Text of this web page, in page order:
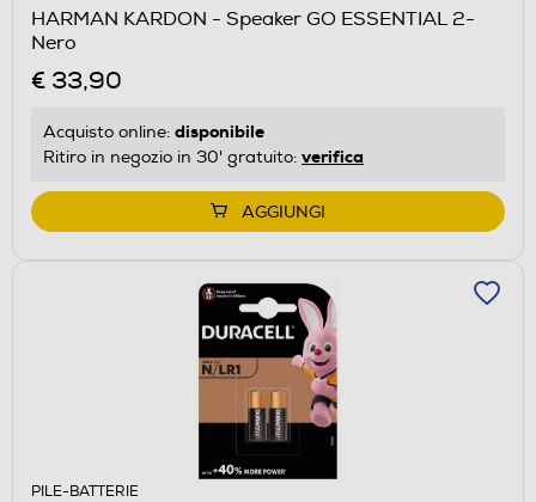
HARMAN KARDON - Speaker GO ESSENTIAL 2-
Nero
€ 33,90
Acquisto online: disponibile
Ritiro in negozio in 30' gratuito: verifica
AGGIUNGI
PILE-BATTERIE